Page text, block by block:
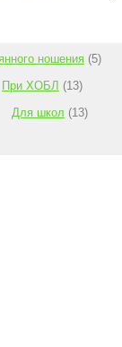
ношения (5)
При ХОБЛ (13)
Для школ (13)